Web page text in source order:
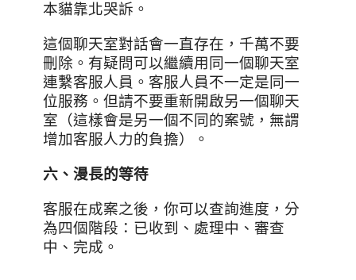
本貓靠北哭訴。
這個聊天室對話會一直存在，千萬不要
刪除。有疑問可以繼續用同一個聊天室
連繫客服人員。客服人員不一定是同一
位服務。但請不要重新開啟另一個聊天
室（這樣會是另一個不同的案號，無謂
增加客服人力的負擔）。
六、漫長的等待
客服在成案之後，你可以查詢進度，分
為四個階段：已收到、處理中、審查
中、完成。